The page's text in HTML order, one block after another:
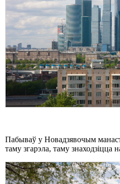
Пабываў у Новадзявочым
таму згарэла, таму знаходзіцца